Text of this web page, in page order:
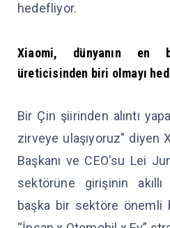
hedefliyor.
Xiaomi, dünyanın en
üreticisinden biri olmayı
Bir Çin şiirinden alıntı
zirveye ulaşıyoruz" diyen
Başkanı ve CEO'su Lei
sektörüne girişinin
başka bir sektöre önemli